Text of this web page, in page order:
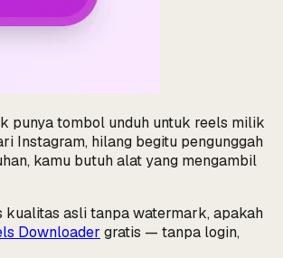
punya tombol unduh untuk reels milik
Instagram, hilang begitu pengunggah
kamu butuh alat yang mengambil
kualitas asli tanpa watermark, apakah
Downloader gratis — tanpa login,